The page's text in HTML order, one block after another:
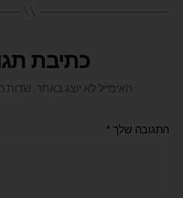
כתיבת
האימייל לא יוצג באתר. שדות
התגובה שלך*